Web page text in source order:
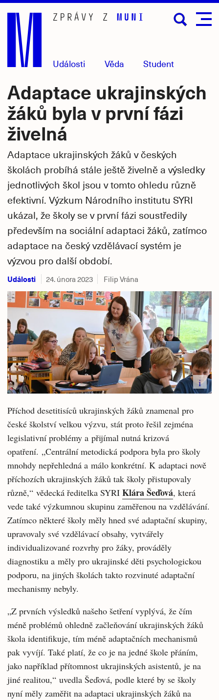
Přejít
hlavní
obsah
Události Věda Student
Adaptace ukrajinských
žáků byla v první fázi
živelná
Adaptace ukrajinských žáků v českých
školách probíhá stále ještě živelně a výsledky
jednotlivých škol jsou v tomto ohledu různě
efektivní. Výzkum Národního institutu SYRI
ukázal, že školy se v první fázi soustředily
především na sociální adaptaci žáků, zatímco
adaptace na český vzdělávací systém je
výzvou pro další období.
Události 24. února 2023 Filip Vrána
i
Příchod desetitisíců ukrajinských žáků znamenal pro
české školství velkou výzvu, stát proto řešil zejména
legislativní problémy a přijímal nutná krizová
opatření. „Centrální metodická podpora byla pro školy
mnohdy nepřehledná a málo konkrétní. K adaptaci nově
příchozích ukrajinských žáků tak školy přistupovaly
různě,“ vědecká ředitelka SYRI Klára Šeďová, která
vede také výzkumnou skupinu zaměřenou na vzdělávání.
Zatímco některé školy měly hned své adaptační skupiny,
upravovaly své vzdělávací obsahy, vytvářely
individualizované rozvrhy pro žáky, prováděly
diagnostiku a měly pro ukrajinské děti psychologickou
podporu, na jiných školách takto rozvinuté adaptační
mechanismy nebyly.
„Z prvních výsledků našeho šetření vyplývá, že čím
méně problémů ohledně začleňování ukrajinských žáků
škola identifikuje, tím méně adaptačních mechanismů
pak vyvíjí. Také platí, že co je na jedné škole přáním,
jako například přítomnost ukrajinských asistentů, je na
jiné realitou,“ uvedla Šeďová, podle které by se školy
nyní měly zaměřit na adaptaci ukrajinských žáků na